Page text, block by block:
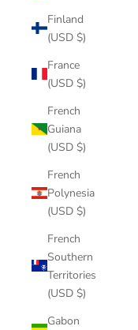
Finland
(USD $)
France
(USD $)
French
Guiana
(USD $)
French
Polynesia
(USD $)
French
Southern
Territories
(USD $)
Gabon